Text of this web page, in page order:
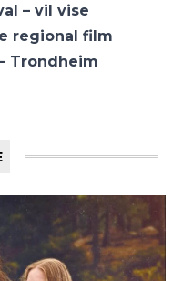
– vil vise
regional film
Trondheim